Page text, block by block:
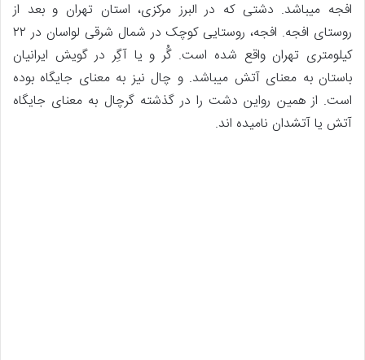
افجه میباشد. دشتی که در البرز مرکزی، استان تهران و بعد از
روستای افجه. افجه، روستایی کوچک در شمال شرقی لواسان در ۲۲
کیلومتری تهران واقع شده است. گُر و یا آگِر در گویش ایرانیان
باستان به معنای آتش میباشد. و چال نیز به معنای جایگاه بوده
است. از همین رواین دشت را در گذشته گرچال به معنای جایگاه
آتش یا آتشدان نامیده اند.